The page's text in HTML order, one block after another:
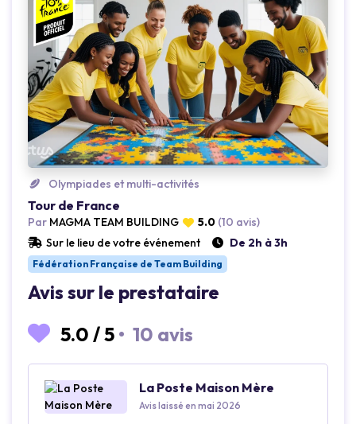
Loading...
Olympiades et multi-activités
Tour de France
Par MAGMA TEAM BUILDING 5.0 (10 avis)
Sur le lieu de votre événement
De 2h à 3h
Fédération Française de Team Building
Avis sur le prestataire
5.0 /5 • 10 avis
La Poste Maison Mère
Avis laissé en mai 2026